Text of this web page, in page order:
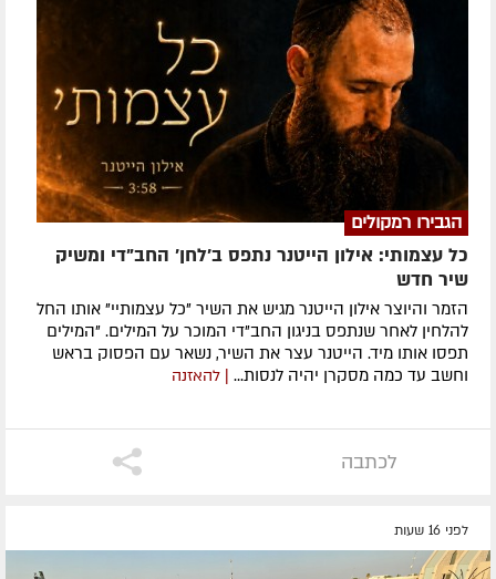
הגבירו רמקולים
כל עצמותי: אילון הייטנר נתפס ב'לחן' החב"די ומשיק
שיר חדש
הזמר והיוצר אילון הייטנר מגיש את השיר "כל עצמותיי" אותו החל
להלחין לאחר שנתפס בניגון החב"די המוכר על המילים. "המילים
תפסו אותו מיד. הייטנר עצר את השיר, נשאר עם הפסוק בראש
וחשב עד כמה מסקרן יהיה לנסות... | להאזנה
לכתבה
לפני 16 שעות